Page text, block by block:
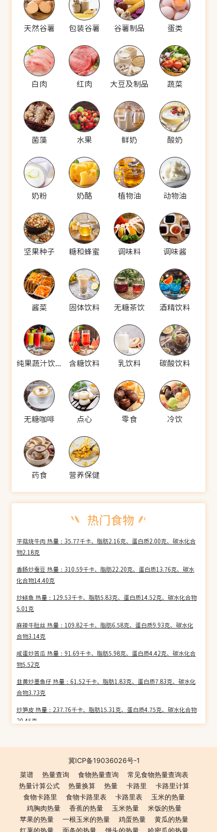
天然谷薯 包装谷薯 谷薯制品 蛋类
白肉 红肉 大豆及制品 蔬菜
菌藻 水果 鲜奶 酸奶
奶粉 奶酪 植物油 动物油
坚果种子 糖和蜂蜜 调味料 调味酱
酱菜 固体饮料 无糖茶饮 酒精饮料
纯果蔬汁饮料 含糖饮料 乳饮料 碳酸饮料
无糖咖啡 点心 零食 冷饮
药食 营养保健
平菇烧牛肉 热量：35.77千卡、脂肪2.16克、蛋白质2.00克、碳水化合
物2.18克
香肠炒蚕豆 热量：310.59千卡、脂肪22.20克、蛋白质13.76克、碳水
化合物14.40克
炒鳝鱼 热量：129.53千卡、脂肪5.83克、蛋白质14.52克、碳水化合物
5.01克
麻辣牛肚丝 热量：109.82千卡、脂肪6.58克、蛋白质9.93克、碳水化
合物3.14克
咸蛋炒苦瓜 热量：91.69千卡、脂肪5.98克、蛋白质4.42克、碳水化合
物5.52克
韭黄炒墨鱼仔 热量：61.52千卡、脂肪1.83克、蛋白质7.83克、碳水化
合物3.73克
炒笋皮 热量：237.76千卡、脂肪15.31克、蛋白质4.75克、碳水化合物
20.45克
化合物5.37克
韭菜炒青虾 热量：121.90千卡、脂肪6.76克、蛋白质12.43克、碳水化
合物3.27克
炒羊油茶 热量：498.59千卡、脂肪27.96克、蛋白质9.39克、碳水化合
物52.59克
炒辣味丝瓜 热量：112.45千卡、脂肪9.90克、蛋白质1.81克、碳水化
冀ICP备19036026号-1
菜谱
热量查询 食物热量查询
常见食物热量查询表
热量计算公式
热量换算 热量 卡路里
卡路里计算
食物卡路里
食物卡路里表 卡路里表
玉米的热量
鸡胸肉热量
香蕉的热量 玉米热量
米饭的热量
苹果的热量
一根玉米的热量 鸡蛋热量
黄瓜的热量
红薯的热量
面条的热量 馒头的热量 哈密瓜的热量